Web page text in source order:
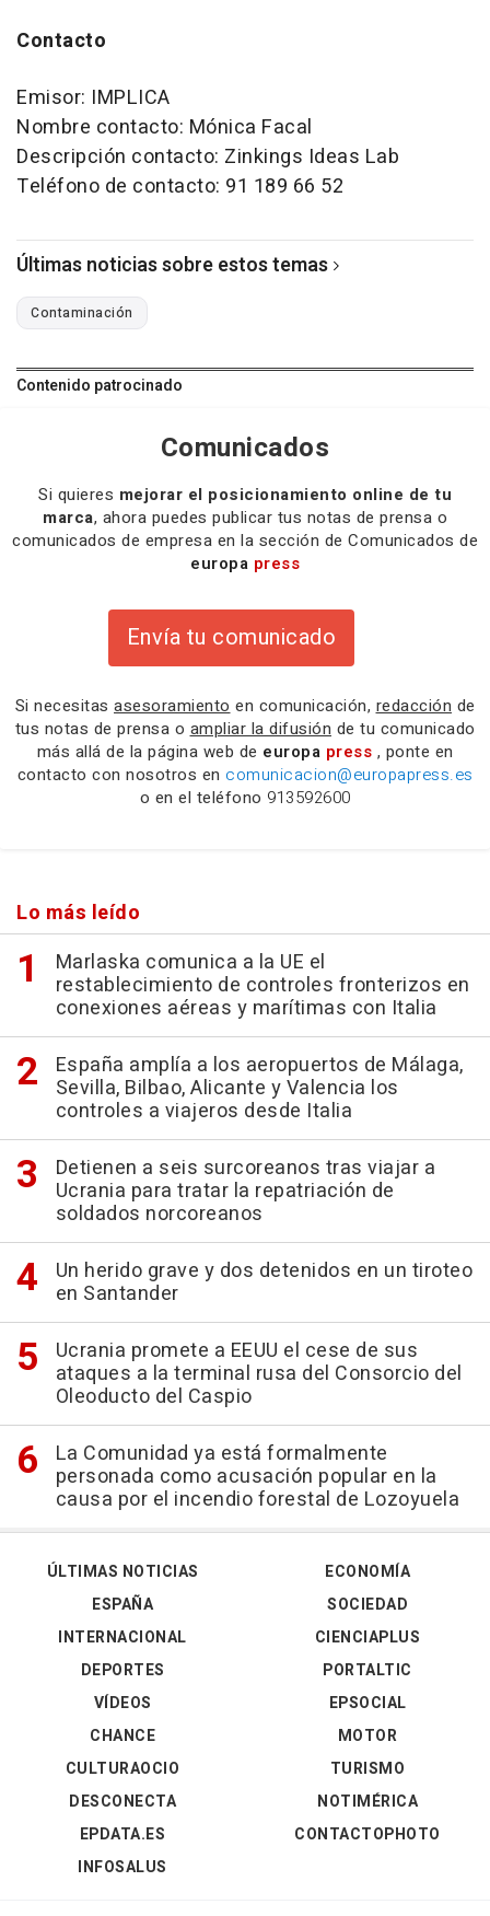
Contacto
Emisor: IMPLICA
Nombre contacto: Mónica Facal
Descripción contacto: Zinkings Ideas Lab
Teléfono de contacto: 91 189 66 52
Últimas noticias sobre estos temas
Contaminación
Contenido patrocinado
Comunicados
Si quieres mejorar el posicionamiento online de tu
marca, ahora puedes publicar tus notas de prensa o
comunicados de empresa en la sección de Comunicados de
europa press
Envía tu comunicado
Si necesitas asesoramiento en comunicación, redacción de
tus notas de prensa o ampliar la difusión de tu comunicado
más allá de la página web de europa press , ponte en
contacto con nosotros en comunicacion@europapress.es
o en el teléfono 913592600
Lo más leído
Marlaska comunica a la UE el
restablecimiento de controles fronterizos en
conexiones aéreas y marítimas con Italia
España amplía a los aeropuertos de Málaga,
Sevilla, Bilbao, Alicante y Valencia los
controles a viajeros desde Italia
Detienen a seis surcoreanos tras viajar a
Ucrania para tratar la repatriación de
soldados norcoreanos
Un herido grave y dos detenidos en un tiroteo
en Santander
Ucrania promete a EEUU el cese de sus
ataques a la terminal rusa del Consorcio del
Oleoducto del Caspio
La Comunidad ya está formalmente
personada como acusación popular en la
causa por el incendio forestal de Lozoyuela
ÚLTIMAS NOTICIAS
ESPAÑA
INTERNACIONAL
DEPORTES
VÍDEOS
ECONOMÍA
SOCIEDAD
CIENCIAPLUS
PORTALTIC
EPSOCIAL
CHANCE
CULTURAOCIO
DESCONECTA
EPDATA.ES
INFOSALUS
MOTOR
TURISMO
NOTIMÉRICA
CONTACTOPHOTO